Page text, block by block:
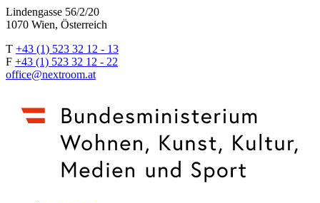
Lindengasse 56/2/20
1070 Wien, Österreich
T +43 (1) 523 32 12 - 13
F +43 (1) 523 32 12 - 22
office@nextroom.at